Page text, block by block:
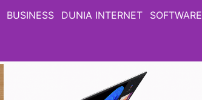
BUSINESS DUNIA INTERNET SOFTWARE